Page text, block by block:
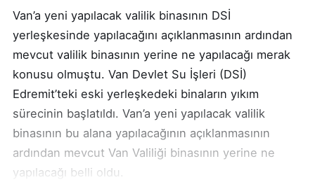
Van’a yeni yapılacak valilik binasının DSİ
yerleşkesinde yapılacağını açıklanmasının ardından
mevcut valilik binasının yerine ne yapılacağı merak
konusu olmuştu. Van Devlet Su İşleri (DSİ)
Edremit’teki eski yerleşkedeki binaların yıkım
sürecinin başlatıldı. Van’a yeni yapılacak valilik
binasının bu alana yapılacağının açıklanmasının
ardından mevcut Van Valiliği binasının yerine ne
yapılacağı belli oldu.